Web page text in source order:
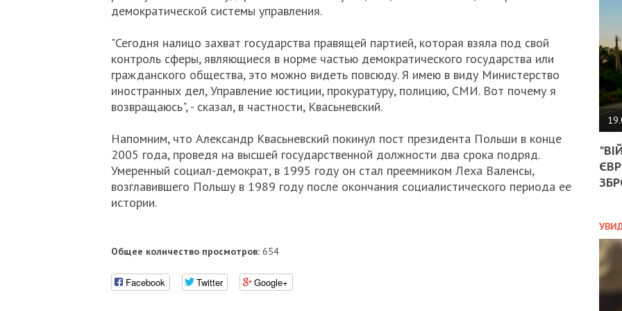
демократической системы управления.
"Сегодня налицо захват государства правящей партией, которая взяла под свой
контроль сферы, являющиеся в норме частью демократического государства или
гражданского общества, это можно видеть повсюду. Я имею в виду Министерство
иностранных дел, Управление юстиции, прокуратуру, полицию, СМИ. Вот почему я
возвращаюсь", - сказал, в частности, Квасьневский.
Напомним, что Александр Квасьневский покинул пост президента Польши в конце
2005 года, проведя на высшей государственной должности два срока подряд.
Умеренный социал-демократ, в 1995 году он стал преемником Леха Валенсы,
возглавившего Польшу в 1989 году после окончания социалистического периода ее
истории.
Общее количество просмотров:654
Facebook Twitter Google+
НА